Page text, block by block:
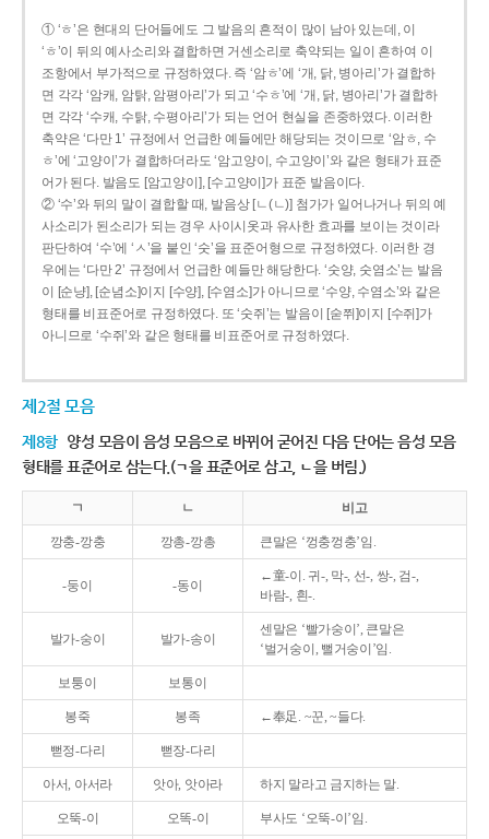
① ‘ㅎ’은 현대의 단어들에도 그 발음의 흔적이 많이 남아 있는데, 이
‘ㅎ’이 뒤의 예사소리와 결합하면 거센소리로 축약되는 일이 흔하여 이
조항에서 부가적으로 규정하였다. 즉 ‘암ㅎ’에 ‘개, 닭, 병아리’가 결합하
면 각각 ‘암캐, 암탉, 암평아리’가 되고 ‘수ㅎ’에 ‘개, 닭, 병아리’가 결합하
면 각각 ‘수캐, 수탉, 수평아리’가 되는 언어 현실을 존중하였다. 이러한
축약은 ‘다만 1’ 규정에서 언급한 예들에만 해당되는 것이므로 ‘암ㅎ, 수
ㅎ’에 ‘고양이’가 결합하더라도 ‘암고양이, 수고양이’와 같은 형태가 표준
어가 된다. 발음도 [암고양이], [수고양이]가 표준 발음이다.
② ‘수’와 뒤의 말이 결합할 때, 발음상 [ㄴ(ㄴ)] 첨가가 일어나거나 뒤의 예
사소리가 된소리가 되는 경우 사이시옷과 유사한 효과를 보이는 것이라
판단하여 ‘수’에 ‘ㅅ’을 붙인 ‘숫’을 표준어형으로 규정하였다. 이러한 경
우에는 ‘다만 2’ 규정에서 언급한 예들만 해당한다. ‘숫양, 숫염소’는 발음
이 [순냥], [순념소]이지 [수양], [수염소]가 아니므로 ‘수양, 수염소’와 같은
형태를 비표준어로 규정하였다. 또 ‘숫쥐’는 발음이 [숟쮜]이지 [수쥐]가
아니므로 ‘수쥐’와 같은 형태를 비표준어로 규정하였다.
제2절 모음
제8항 양성 모음이 음성 모음으로 바뀌어 굳어진 다음 단어는 음성 모음
형태를 표준어로 삼는다.(ㄱ을 표준어로 삼고, ㄴ을 버림.)
ㄱ ㄴ 비고
깡충-깡충 깡총-깡총 큰말은 ‘껑충껑충’임.
-둥이 -동이
←童-이. 귀-, 막-, 선-, 쌍-, 검-,
바람-, 흰-.
발가-숭이 발가-송이
센말은 ‘빨가숭이’, 큰말은
‘벌거숭이, 뻘거숭이’임.
보퉁이 보통이
봉죽 봉족 ←奉足. ~꾼, ~들다.
뻗정-다리 뻗장-다리
아서, 아서라 앗아, 앗아라 하지 말라고 금지하는 말.
오뚝-이 오똑-이 부사도 ‘오뚝-이’임.